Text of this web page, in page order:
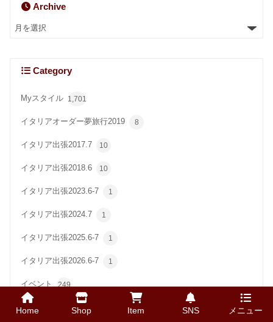
Archive
Category
Myスタイル 1,701
イタリアオーダー夢旅行2019 8
イタリア出張2017.7 10
イタリア出張2018.6 10
イタリア出張2023.6-7 1
イタリア出張2024.7 1
イタリア出張2025.6-7 1
イタリア出張2026.6-7 1
イベント 249
ハンドソーン製法で靴自作シリーズ
Home Shop Item SNS メニュー